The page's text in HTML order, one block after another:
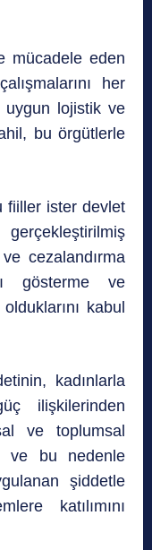
mücadele eden
her
lojistik ve
bu örgütlerle
fiiller ister devlet
cezalandırma
gösterme ve
kabul
kadınlarla
ilişkilerinden
ve toplumsal
ve bu nedenle
şiddetle
katılımını